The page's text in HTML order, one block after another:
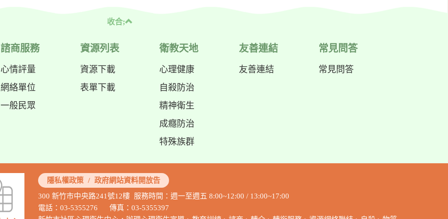
收合;
諮商服務
心情評量
網絡單位
一般民眾
資源列表
資源下載
表單下載
衛教天地
心理健康
自殺防治
精神衛生
成癮防治
特殊族群
友善連結
友善連結
常見問答
常見問答
隱私權政策 / 政府網站資料開放告
300 新竹市中央路241號12樓 服務時間：週一至週五 8:00~12:00 / 13:00~17:00
電話：03-5355276 傳真：03-5355397